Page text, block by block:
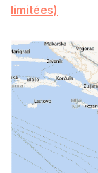
limitées)